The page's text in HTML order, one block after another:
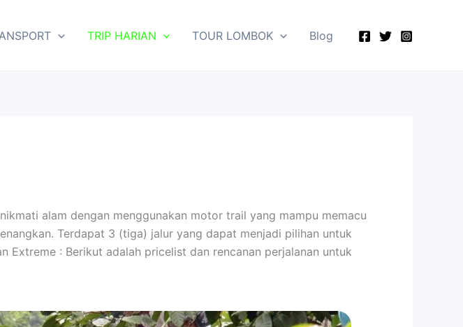
TRIP HARIAN TOUR LOMBOK Blog
alam dengan menggunakan motor trail yang mampu memacu
Terdapat 3 (tiga) jalur yang dapat menjadi pilihan untuk
Extreme : Berikut adalah pricelist dan rencanan perjalanan untuk